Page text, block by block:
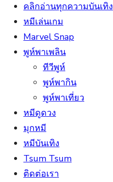
คลิกอ่านทุกความบันเทิง
หมีเล่นเกม
Marvel Snap
พูห์พาเพลิน
ทีวีพูห์
พูห์พากิน
พูห์พาเที่ยว
หมีดูดวง
มุกหมี
หมีบันเทิง
Tsum Tsum
ติดต่อเรา